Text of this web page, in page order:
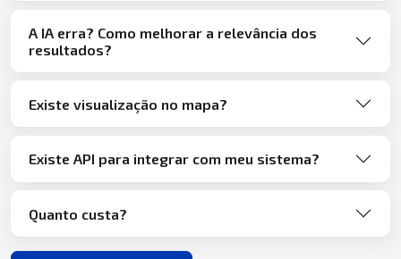
A IA erra? Como melhorar a relevância dos
resultados?
Existe visualização no mapa?
Existe API para integrar com meu sistema?
Quanto custa?